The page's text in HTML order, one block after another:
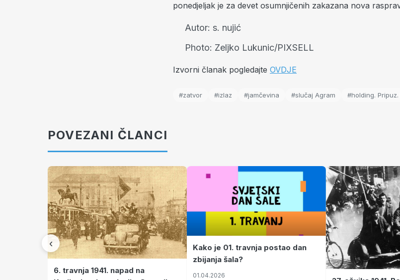
ponedjeljak je za devet osumnjičenih zakazana nova
Autor: s. nujić
Photo: Zeljko Lukunic/PIXSELL
Izvorni članak pogledajte OVDJE
#zatvor #izlaz #jamčevina #slučaj Agram #holding.
POVEZANI ČLANCI
‹
6. travnja 1941. napad na
Kako je 01. travnja postao dan
zbijanja šala?
01.04.2026